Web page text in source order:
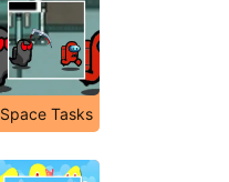
Space Tasks